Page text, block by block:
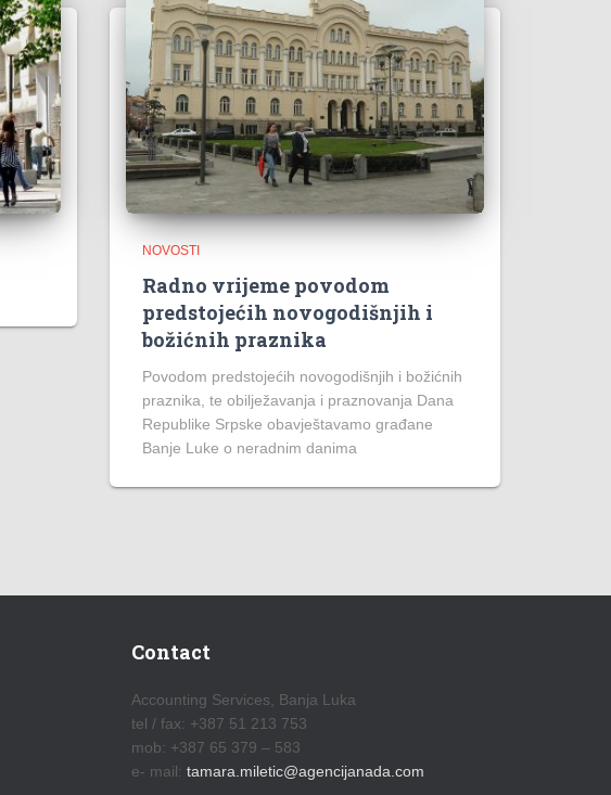
NOVOSTI
Radno vrijeme povodom
predstojećih novogodišnjih i
božićnih praznika
Povodom predstojećih novogodišnjih i božićnih
praznika, te obilježavanja i praznovanja Dana
Republike Srpske obavještavamo građane
Banje Luke o neradnim danima
Contact
Accounting Services, Banja Luka
tel / fax: +387 51 213 753
mob: +387 65 379 – 583
e- mail: tamara.miletic@agencijanada.com